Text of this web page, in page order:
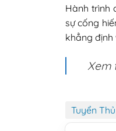
Hành trình
sự cống
khẳng
Xem
Tuyển